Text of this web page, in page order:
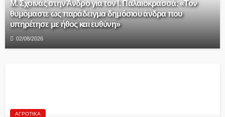
Μ. Σχοινάς στην Άνδρο για τον Ι. Παλαιοκρασσά: «Τον
θυμόμαστε ως παράδειγμα δημόσιου άνδρα που
υπηρέτησε με ήθος και ευθύνη»
02/08/2026
ΑΓΡΟΤΙΚΆ